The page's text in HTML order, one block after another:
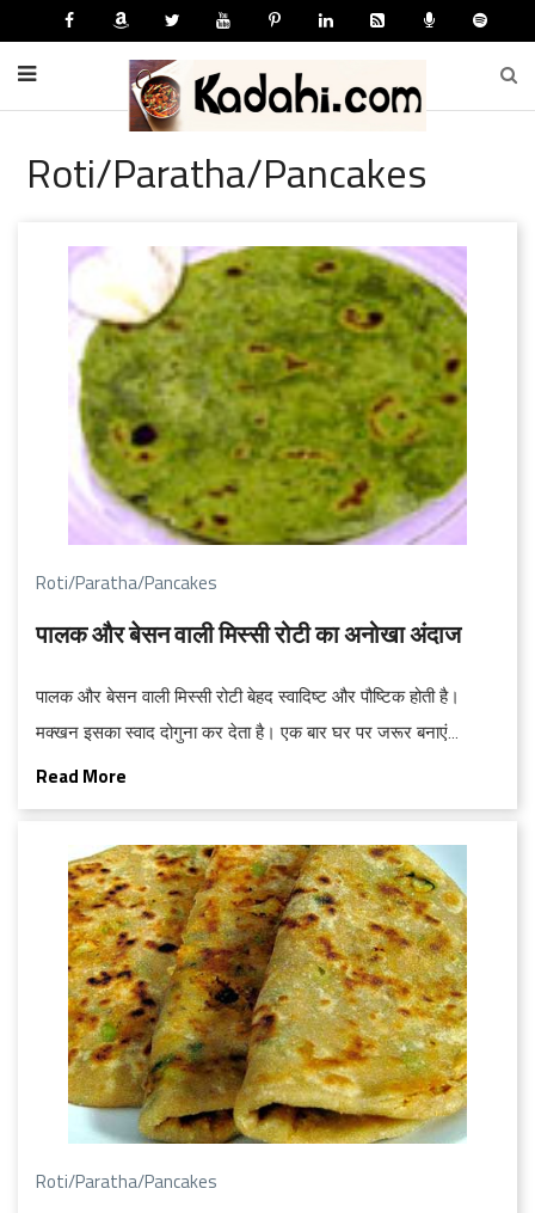
Roti/Paratha/Pancakes
Roti/Paratha/Pancakes
पालक और बेसन वाली मिस्सी रोटी का अनोखा अंदाज
पालक और बेसन वाली मिस्सी रोटी बेहद स्वादिष्ट और पौष्टिक होती है।
मक्खन इसका स्वाद दोगुना कर देता है। एक बार घर पर जरूर बनाएं...
Read More
Roti/Paratha/Pancakes